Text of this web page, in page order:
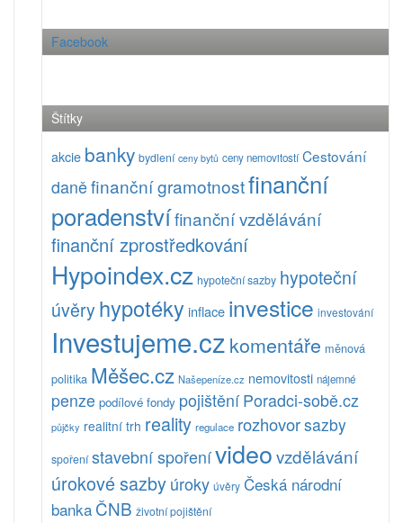
Facebook
Štítky
akcie banky bydlení ceny bytů ceny nemovitostí Cestování
daněfinanční gramotnostfinanční
poradenstvífinanční vzdělávání
finanční zprostředkování
Hypoindex.cz hypoteční sazby hypoteční
úvěryhypotéky inflace investice investování
Investujeme.czkomentáře měnová
politika Měšec.cz Našepeníze.cz nemovitosti nájemné
penze podílové fondy pojištěníPoradci-sobě.cz
půjčky realitní trh reality regulace rozhovorsazby
spoření stavební spořenívideovzdělávání
úrokové sazbyúroky úvěry Česká národní
banka ČNB životní pojištění